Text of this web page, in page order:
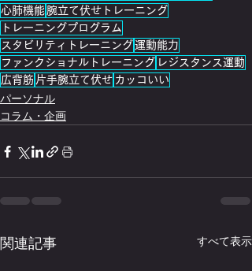
心肺機能 腕立て伏せトレーニング
トレーニングプログラム
スタビリティトレーニング運動能力
ファンクショナルトレーニング レジスタンス運動
広背筋 片手腕立て伏せ カッコいい
パーソナル
コラム・企画
関連記事 すべて表示